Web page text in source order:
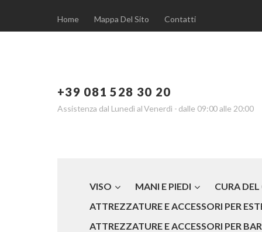
Home Mappa Del Sito Contatti
+39 081 528 30 20
Assistenza dal Lunedì al Venerdì - dalle 09:00 alle 20:00
VISO MANI E PIEDI CURA
ATTREZZATURE E ACCESSORI PER
ATTREZZATURE E ACCESSORI PER